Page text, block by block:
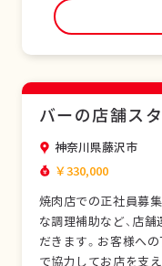
未経験の方でも研修
から学べます。正社
キャリア形成が可能
バーの店舗ス
神奈川県藤沢市
￥330,000
焼肉店での正社員募集
な調理補助など、店
だきます。お客様へ
で協力してお店を支